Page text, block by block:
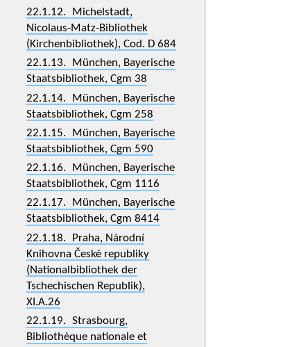
22.1.12. Michelstadt,
Nicolaus-Matz-Bibliothek
(Kirchenbibliothek), Cod. D 684
22.1.13. München, Bayerische
Staatsbibliothek, Cgm 38
22.1.14. München, Bayerische
Staatsbibliothek, Cgm 258
22.1.15. München, Bayerische
Staatsbibliothek, Cgm 590
22.1.16. München, Bayerische
Staatsbibliothek, Cgm 1116
22.1.17. München, Bayerische
Staatsbibliothek, Cgm 8414
22.1.18. Praha, Národní
Knihovna České republiky
(Nationalbibliothek der
Tschechischen Republik),
XI.A.26
22.1.19. Strasbourg,
Bibliothèque nationale et